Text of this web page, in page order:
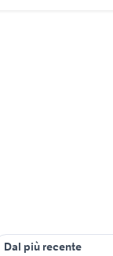
Dal più recente